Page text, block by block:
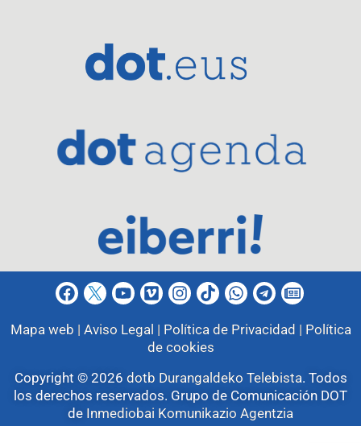
Mapa web | Aviso Legal | Política de Privacidad | Política
de cookies
Copyright © 2026 dotb Durangaldeko Telebista. Todos
los derechos reservados. Grupo de Comunicación DOT
de Inmediobai Komunikazio Agentzia